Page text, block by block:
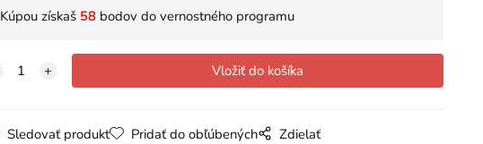
Kúpou získaš 58bodov do vernostného programu
Sledovať produkt Pridať do obľúbených Zdielať